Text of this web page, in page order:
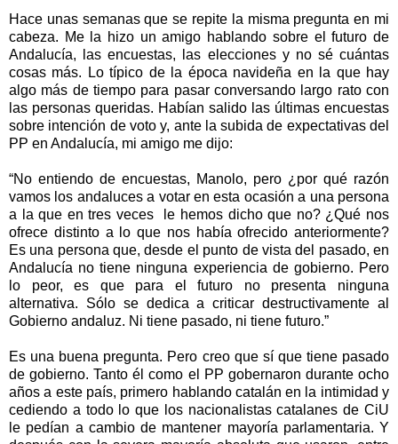
Hace unas semanas que se repite la misma pregunta en mi
cabeza. Me la hizo un amigo hablando sobre el futuro de
Andalucía, las encuestas, las elecciones y no sé cuántas
cosas más. Lo típico de la época navideña en la que hay
algo más de tiempo para pasar conversando largo rato con
las personas queridas. Habían salido las últimas encuestas
sobre intención de voto y, ante la subida de expectativas del
PP en Andalucía, mi amigo me dijo:
“No entiendo de encuestas, Manolo, pero ¿por qué razón
vamos los andaluces a votar en esta ocasión a una persona
a la que en tres veces le hemos dicho que no? ¿Qué nos
ofrece distinto a lo que nos había ofrecido anteriormente?
Es una persona que, desde el punto de vista del pasado, en
Andalucía no tiene ninguna experiencia de gobierno. Pero
lo peor, es que para el futuro no presenta ninguna
alternativa. Sólo se dedica a criticar destructivamente al
Gobierno andaluz. Ni tiene pasado, ni tiene futuro.”
Es una buena pregunta. Pero creo que sí que tiene pasado
de gobierno. Tanto él como el PP gobernaron durante ocho
años a este país, primero hablando catalán en la intimidad y
cediendo a todo lo que los nacionalistas catalanes de CiU
le pedían a cambio de mantener mayoría parlamentaria. Y